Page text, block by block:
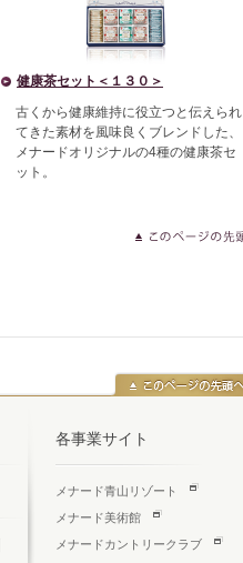
健康茶セット＜１３０＞
古くから健康維持に役立つと伝えられ
てきた素材を風味良くブレンドした、
メナードオリジナルの4種の健康茶セ
ット。
各事業サイト
メナード青山リゾート
メナード美術館
メナードカントリークラブ